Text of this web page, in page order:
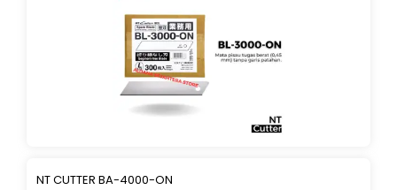
NT CUTTER BA-4000-ON